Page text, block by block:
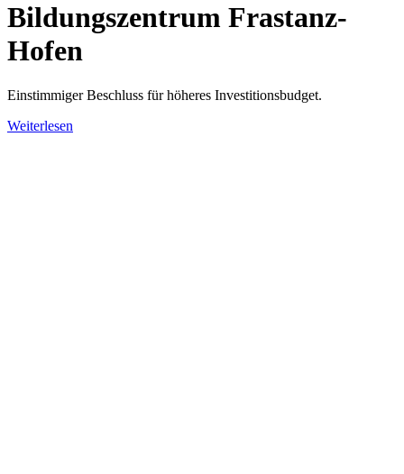
Bildungszentrum Frastanz-
Hofen
Einstimmiger Beschluss für höheres Investitionsbudget.
Weiterlesen